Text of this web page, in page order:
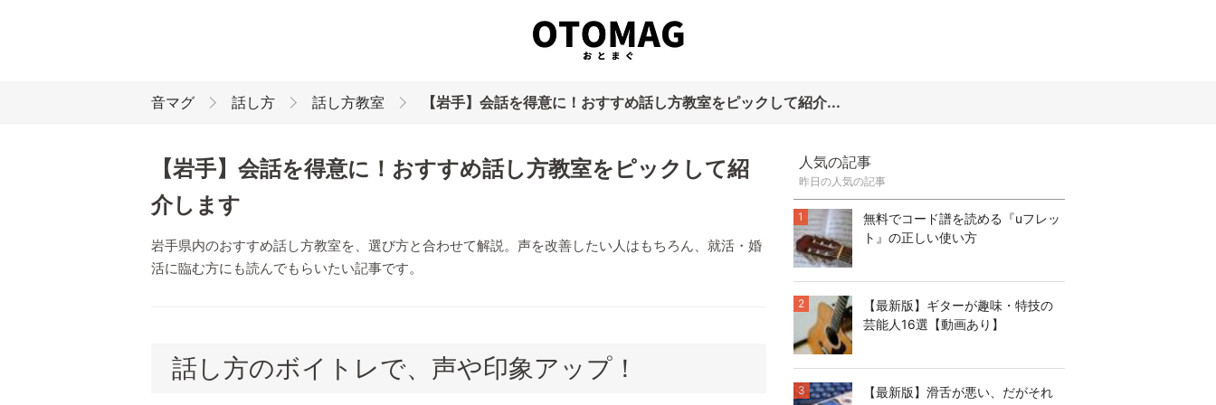
音マグ 話し方 話し方教室 【岩手】会話を得意に！おすすめ話し方教室をピックして紹介...
【岩手】会話を得意に！おすすめ話し方教室をピックして紹
介します
岩手県内のおすすめ話し方教室を、選び方と合わせて解説。声を改善したい人はもちろん、就活・婚
活に臨む方にも読んでもらいたい記事です。
話し方のボイトレで、声や印象アップ！
人気の記事
昨日の人気の記事
無料でコード譜を読める『uフレッ
ト』の正しい使い方
1
【最新版】ギターが趣味・特技の
芸能人16選【動画あり】
2
【最新版】滑舌が悪い、だがそれ
3